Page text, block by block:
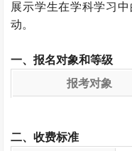
展示学生在学科学习
动。
一、报名对象和等级
报考对象
二、收费标准